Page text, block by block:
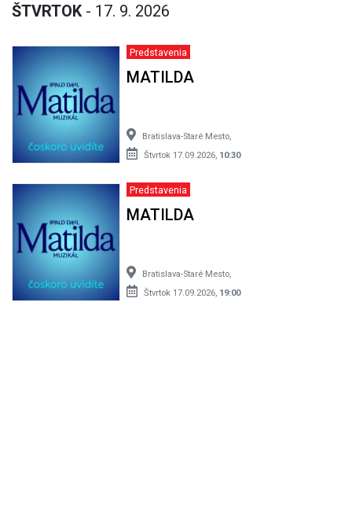
ŠTVRTOK - 17. 9. 2026
Predstavenia
MATILDA
Bratislava-Staré Mesto,
Štvrtok 17.09.2026, 10:30
Predstavenia
MATILDA
Bratislava-Staré Mesto,
Štvrtok 17.09.2026, 19:00